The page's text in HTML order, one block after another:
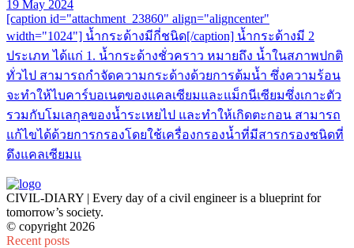
19 May 2024
[caption id="attachment_23860" align="aligncenter"
width="1024"] น้ำกระด้างมีกี่ชนิด[/caption] น้ำกระด้างมี 2
ประเภท ได้แก่ 1. น้ำกระด้างชั่วคราว หมายถึง น้ำในสภาพปกติ
ทั่วไป สามารถกำจัดความกระด้างด้วยการต้มน้ำ ซึ่งความร้อน
จะทำให้ไบคาร์บอเนตของแคลเซียมและแม็กนีเซียมซึ่งเกาะตัว
รวมกับโมเลกุลของน้ำระเหยไป และทำให้เกิดตะกอน สามารถ
แก้ไขได้ด้วยการกรองโดยใช้เครื่องกรองน้ำที่มีสารกรองชนิดที่
ดึงแคลเซียมแ
CIVIL-DIARY | Every day of a civil engineer is a blueprint for
tomorrow’s society.
© copyright 2026
Recent posts